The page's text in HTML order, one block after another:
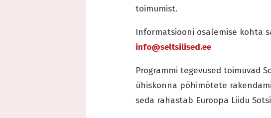
toimumist.
Informatsiooni osalemise kohta
info@seltsilised.ee
Programmi tegevused toimuvad
ühiskonna põhimõtete
seda rahastab Euroopa Liidu